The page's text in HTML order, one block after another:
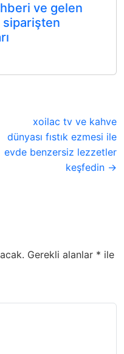
ve gelen
siparişten
xoilac tv ve kahve
dünyası fıstık ezmesi ile
evde benzersiz lezzetler
keşfedin →
Gerekli alanlar * ile